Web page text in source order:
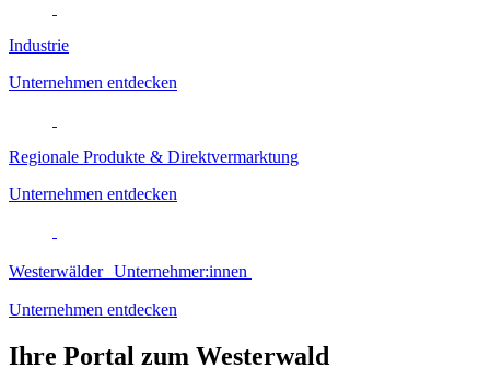
Industrie
Unternehmen entdecken
Regionale Produkte & Direktvermarktung
Unternehmen entdecken
Westerwälder Unternehmer:innen
Unternehmen entdecken
Ihre Portal zum Westerwald